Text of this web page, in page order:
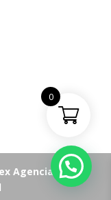
Agencia de
0